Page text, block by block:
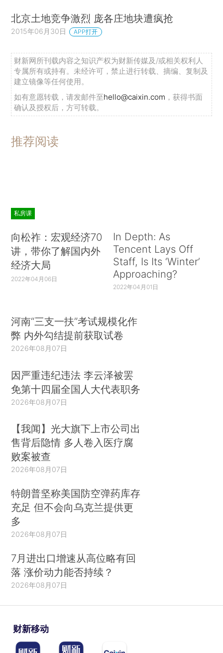
北京土地竞争激烈 庞各庄地块遭疯抢
2015年06月30日 APP打开
财新网所刊载内容之知识产权为财新传媒及/或相关权利人
专属所有或持有。未经许可，禁止进行转载、摘编、复制及
建立镜像等任何使用。
如有意愿转载，请发邮件至hello@caixin.com ，获得书面
确认及授权后，方可转载。
推荐阅读
私房课
向松祚：宏观经济70
讲，带你了解国内外
经济大局
2022年04月06日
In Depth: As
Tencent Lays Off
Staff, Is Its ‘Winter’
Approaching?
2022年04月01日
河南“三支一扶”考试规模化作
弊 内外勾结提前获取试卷
2026年08月07日
因严重违纪违法 李云泽被罢
免第十四届全国人大代表职务
2026年08月07日
【我闻】光大旗下上市公司出
售背后隐情 多人卷入医疗腐
败案被查
2026年08月07日
特朗普坚称美国防空弹药库存
充足 但不会向乌克兰提供更
多
2026年08月07日
7月进出口增速从高位略有回
落 涨价动力能否持续？
2026年08月07日
财新移动